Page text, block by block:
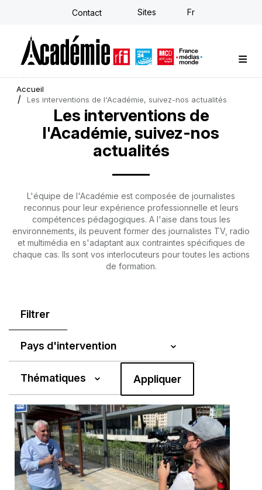
Aller
principal
Contact Sites Fr
Formations sur-mesure
Conseil stratégique
E-learning individuel
L'Académie
Actualités
Newsletter
Accueil
Les interventions de l'Académie, suivez-nos actualités
Les interventions de
l'Académie, suivez-nos
actualités
L'équipe de l'Académie est composée de journalistes
reconnus pour leur expérience professionnelle et leurs
compétences pédagogiques. A l'aise dans tous les
environnements, ils peuvent former des journalistes TV, radio
et multimédia en s'adaptant aux contraintes spécifiques de
chaque cas. Ils sont vos interlocuteurs pour toutes les actions
de formation.
Filtrer